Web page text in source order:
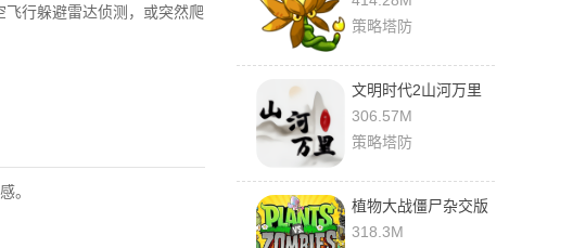
行躲避雷达侦测，或突然爬
。
策略塔防
文明时代2山河万里
mod 1.26R(胜利日)
安卓版
306.57M
策略塔防
植物大战僵尸杂交版
0.5.1 最新版
318.3M